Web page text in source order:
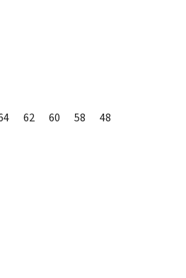
62 60 58 48